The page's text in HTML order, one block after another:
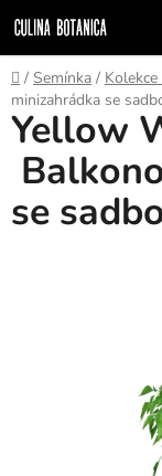
na
obsah
Domů
/ Semínka / Kolekce
minizahrádka se
Yellow
se